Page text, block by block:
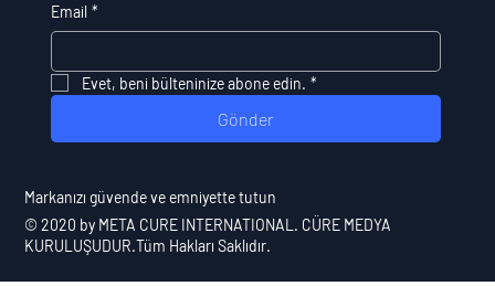
Email *
Evet, beni bülteninize abone edin. *
Gönder
​Markanızı güvende ve emniyette tutun
© 2020 by META CURE INTERNATIONAL. CÜRE MEDYA
KURULUŞUDUR.Tüm Hakları Saklıdır.